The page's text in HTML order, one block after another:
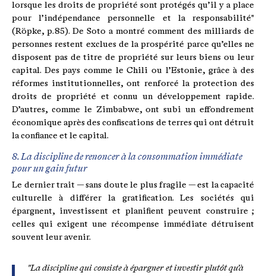
lorsque les droits de propriété sont protégés qu’il y a place
pour l’indépendance personnelle et la responsabilité"
(Röpke, p. 85). De Soto a montré comment des milliards de
personnes restent exclues de la prospérité parce qu’elles ne
disposent pas de titre de propriété sur leurs biens ou leur
capital. Des pays comme le Chili ou l’Estonie, grâce à des
réformes institutionnelles, ont renforcé la protection des
droits de propriété et connu un développement rapide.
D’autres, comme le Zimbabwe, ont subi un effondrement
économique après des confiscations de terres qui ont détruit
la confiance et le capital.
8. La discipline de renoncer à la consommation immédiate
pour un gain futur
Le dernier trait — sans doute le plus fragile — est la capacité
culturelle à différer la gratification. Les sociétés qui
épargnent, investissent et planifient peuvent construire ;
celles qui exigent une récompense immédiate détruisent
souvent leur avenir.
"La discipline qui consiste à épargner et investir plutôt qu’à